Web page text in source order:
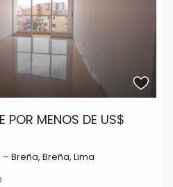
POR MENOS DE US$
– Breña,Breña,Lima